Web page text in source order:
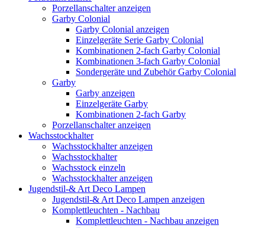
Porzellanschalter anzeigen
Garby Colonial
Garby Colonial anzeigen
Einzelgeräte Serie Garby Colonial
Kombinationen 2-fach Garby Colonial
Kombinationen 3-fach Garby Colonial
Sondergeräte und Zubehör Garby Colonial
Garby
Garby anzeigen
Einzelgeräte Garby
Kombinationen 2-fach Garby
Porzellanschalter anzeigen
Wachsstockhalter
Wachsstockhalter anzeigen
Wachsstockhalter
Wachsstock einzeln
Wachsstockhalter anzeigen
Jugendstil-& Art Deco Lampen
Jugendstil-& Art Deco Lampen anzeigen
Komplettleuchten - Nachbau
Komplettleuchten - Nachbau anzeigen